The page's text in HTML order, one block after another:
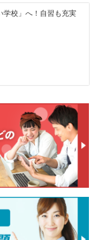
学校」へ！自習も充実